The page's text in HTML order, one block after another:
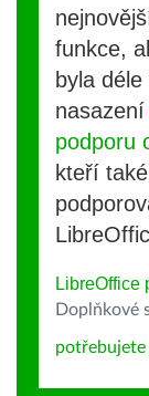
funkce,
byla
nasazení
podporu
kteří
LibreOffice
Doplňkové
potřebujete